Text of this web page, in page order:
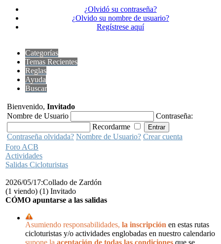
¿Olvidó su contraseña?
¿Olvido su nombre de usuario?
Regístrese aquí
Categorías
Temas Recientes
Reglas
Ayuda
Buscar
Bienvenido, Invitado
Nombre de Usuario
Contraseña:
Recordarme
Contraseña olvidada? Nombre de Usuario? Crear cuenta
Foro ACB
Actividades
Salidas Cicloturistas
2026/05/17:Collado de Zardón
(1 viendo) (1) Invitado
CÓMO apuntarse a las salidas
Asumiendo responsabilidades, la inscripción en estas rutas
cicloturistas y/o actividades englobadas en nuestro calendario
supone la aceptación de todas las condiciones que se